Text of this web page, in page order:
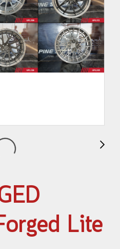
Lite